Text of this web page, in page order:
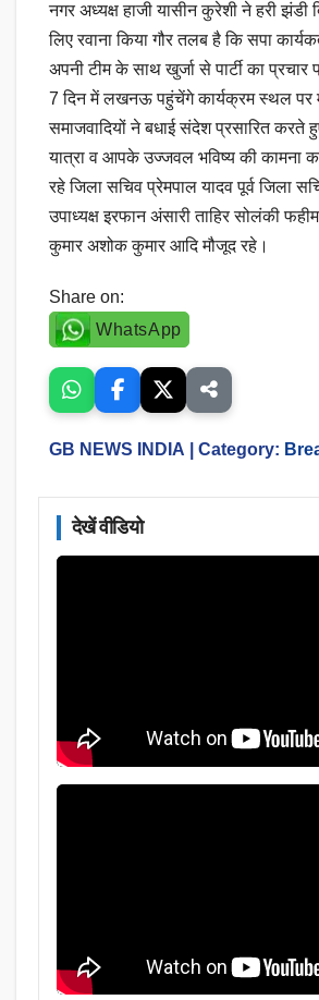
नगर अध्यक्ष हाजी यासीन कुरेशी ने हरी
लिए रवाना किया गौर तलब है कि सपा
अपनी टीम के साथ खुर्जा से पार्टी का
7 दिन में लखनऊ पहुंचेंगे कार्यक्रम स्थल पर
समाजवादियों ने बधाई संदेश प्रसारित करते
यात्रा व आपके उज्जवल भविष्य की कामना
रहे जिला सचिव प्रेमपाल यादव पूर्व जिला
उपाध्यक्ष इरफान अंसारी ताहिर सोलंकी
कुमार अशोक कुमार आदि मौजूद रहे।
Share on:
WhatsApp
GB NEWS INDIA | Category:
देखें वीडियो